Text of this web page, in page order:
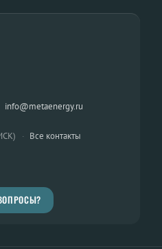
info@metaenergy.ru
· Все контакты